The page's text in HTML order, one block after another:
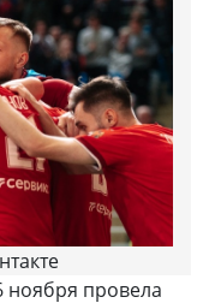
ноября провела